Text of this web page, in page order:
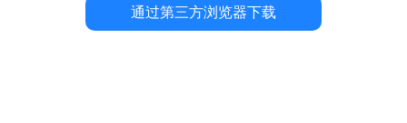
通过第三方浏览器下载